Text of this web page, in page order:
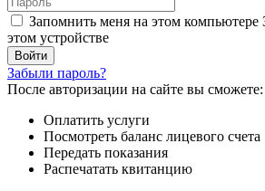
Запомнить меня на этом компьютере
этом устройстве
Забыли пароль?
После авторизации на сайте вы сможете:
Оплатить услуги
Посмотреть баланс лицевого счета
Передать показания
Распечатать квитанцию